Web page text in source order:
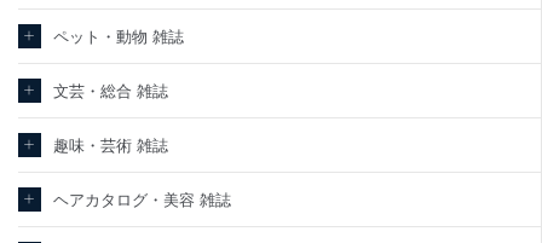
ペット・動物 雑誌
文芸・総合 雑誌
趣味・芸術 雑誌
ヘアカタログ・美容 雑誌